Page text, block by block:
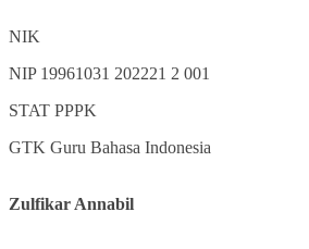
NIK
NIP 19961031 202221 2 001
STAT PPPK
GTK Guru Bahasa Indonesia
Zulfikar Annabil